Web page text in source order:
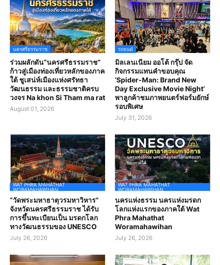
นครศรีธรรมราช
ร่วมผลักดัน“นครศรีธรรมราช”
ก้าวสู่เมืองท่องเที่ยวหลักของภาค
ใต้ ชูเสน่ห์เมืองแห่งศรัทธา
วัฒนธรรม และธรรมชาติครบ
วงจร Na khon Si Tham ma rat
August 01, 2026
รถยนต์
มิลเลนเนียม ออโต้ กรุ๊ป จัด
กิจกรรมแทนคำขอบคุณ
‘Spider-Man: Brand New
Day Exclusive Movie Night’
พาลูกค้าชมภาพยนตร์ฟอร์มยักษ์
รอบพิเศษ
July 31, 2026
WAT PHRA MAHATHAT
WORAMAHAWIHAN
“วัดพระมหาธาตุวรมหาวิหาร”
จังหวัดนครศรีธรรมราช ได้รับ
การขึ้นทะเบียนเป็น มรดกโลก
ทางวัฒนธรรมของ UNESCO
July 26, 2026
WAT PHRA MAHATHAT
WORAMAHAWIHAN
นครแห่งธรรม นครแห่งมรดก
โลกแห่งแรกของภาคใต้ Wat
Phra Mahathat
Woramahawihan
July 26, 2026